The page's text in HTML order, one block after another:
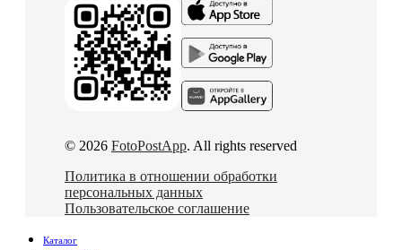
© 2026 FotoPostApp. All rights reserved
Политика в отношении обработки
персональных данных
Пользовательское соглашение
Каталог